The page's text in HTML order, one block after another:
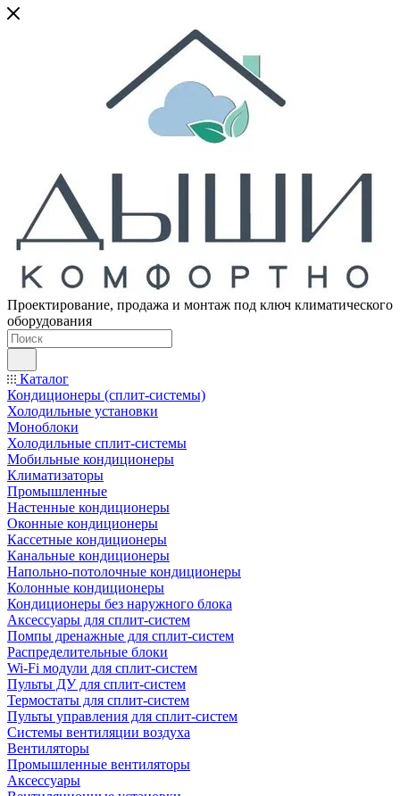
Проектирование, продажа и монтаж под ключ климатического
оборудования
Каталог
Кондиционеры (сплит-системы)
Холодильные установки
Моноблоки
Холодильные сплит-системы
Мобильные кондиционеры
Климатизаторы
Промышленные
Настенные кондиционеры
Оконные кондиционеры
Кассетные кондиционеры
Канальные кондиционеры
Напольно-потолочные кондиционеры
Колонные кондиционеры
Кондиционеры без наружного блока
Аксессуары для сплит-систем
Помпы дренажные для сплит-систем
Распределительные блоки
Wi-Fi модули для сплит-систем
Пульты ДУ для сплит-систем
Термостаты для сплит-систем
Пульты управления для сплит-систем
Системы вентиляции воздуха
Вентиляторы
Промышленные вентиляторы
Аксессуары